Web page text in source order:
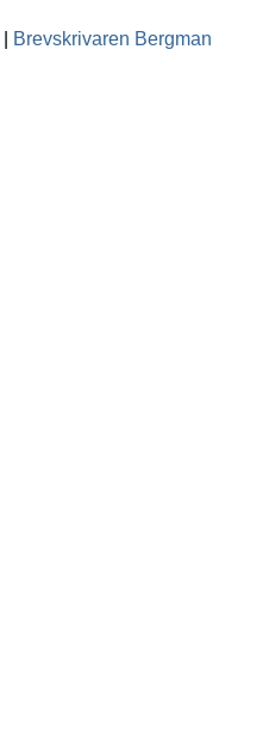
Brevskrivaren Bergman